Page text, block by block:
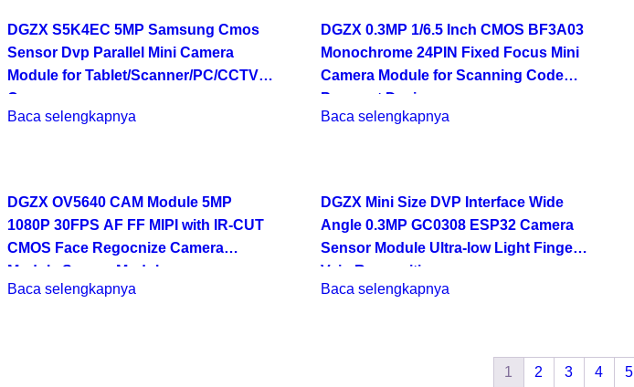
DGZX S5K4EC 5MP Samsung Cmos
Sensor Dvp Parallel Mini Camera
Module for Tablet/Scanner/PC/CCTV
Camera
Baca selengkapnya
DGZX 0.3MP 1/6.5 Inch CMOS BF3A03
Monochrome 24PIN Fixed Focus Mini
Camera Module for Scanning Code
Payment Device
Baca selengkapnya
DGZX OV5640 CAM Module 5MP
1080P 30FPS AF FF MIPI with IR-CUT
CMOS Face Regocnize Camera
Module Sensor Module
Baca selengkapnya
DGZX Mini Size DVP Interface Wide
Angle 0.3MP GC0308 ESP32 Camera
Sensor Module Ultra-low Light Finger
Vein Recognition
Baca selengkapnya
1 2 3 4 5